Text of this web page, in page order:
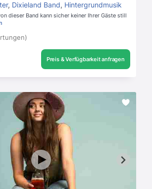
, Dixieland Band, Hintergrundmusik
dieser Band kann sicher keiner Ihrer Gäste still
Preis & Verfügbarkeit anfragen